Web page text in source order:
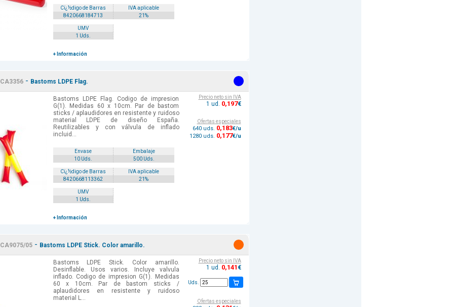
Cï¿½digo de Barras
IVA aplicable
8420668184713
21%
UMV
1 Uds.
+ Información
CA3356- Bastoms LDPE Flag.
Bastoms LDPE Flag. Codigo de impresion
G(1). Medidas 60 x 10cm. Par de bastom
sticks / aplaudidores en resistente y ruidoso
material LDPE de diseño España.
Reutilizables y con válvula de inflado
incluid...
Envase
Embalaje
10 Uds.
500 Uds.
Cï¿½digo de Barras
IVA aplicable
8420668113362
21%
UMV
1 Uds.
+ Información
Precio neto sin IVA
1 ud. 0,197€
Ofertas especiales
640 uds. 0,183€/u
1280 uds. 0,177€/u
CA9075/05- Bastoms LDPE Stick. Color amarillo.
Bastoms LDPE Stick. Color amarillo.
Desinflable. Usos varios. Incluye valvula
inflado. Codigo de impresion G(1). Medidas
60 x 10cm. Par de bastom sticks /
aplaudidores en resistente y ruidoso
material L...
Precio neto sin IVA
1 ud. 0,141 €
Uds.
Ofertas especiales